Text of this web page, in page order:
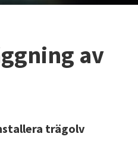
av
trägolv